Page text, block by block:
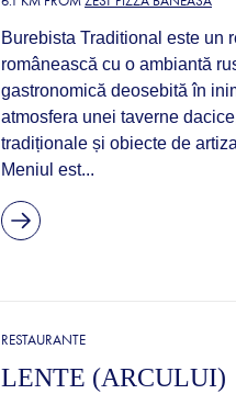
Burebista Traditional este un
românească cu o ambiantă
gastronomică deosebită în
atmosfera unei taverne
tradiționale și obiecte de
Meniul est...
RESTAURANTE
LENTE (ARCULUI)